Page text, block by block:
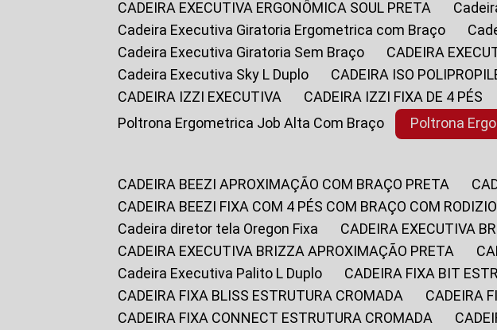
CADEIRA EXECUTIVA ERGONÔMICA SOUL PRETA
Cadeira Executiva Giratoria Ergometrica com Braço
Cadeira Executiva Giratoria Sem Braço
CADEIRA
Cadeira Executiva Sky L Duplo
CADEIRA ISO
CADEIRA IZZI EXECUTIVA
CADEIRA IZZI FIXA DE 4 PÉS
Poltrona Ergometrica Job Alta Com Braço
Poltrona
CADEIRA BEEZI APROXIMAÇÃO COM BRAÇO PRETA
CADEIRA BEEZI FIXA COM 4 PÉS COM BRAÇO COM RODIZIO
Cadeira diretor tela Oregon Fixa
CADEIRA EXECUTIVA
CADEIRA EXECUTIVA BRIZZA APROXIMAÇÃO PRETA
Cadeira Executiva Palito L Duplo
CADEIRA FIXA BIT
CADEIRA FIXA BLISS ESTRUTURA CROMADA
CADEIRA
CADEIRA FIXA CONNECT ESTRUTURA CROMADA